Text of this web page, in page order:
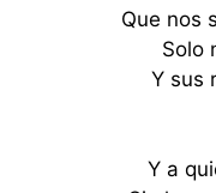
Que nos
Solo
Y sus
Y a